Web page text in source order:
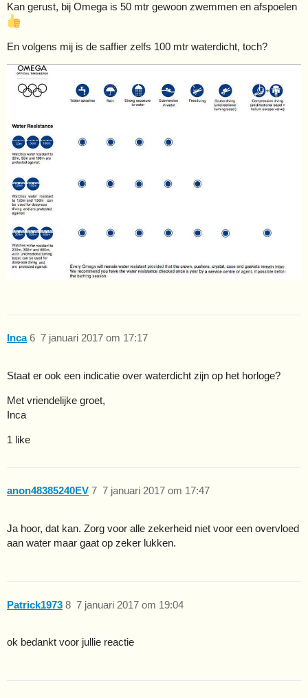
Kan gerust, bij Omega is 50 mtr gewoon zwemmen en afspoelen
En volgens mij is de saffier zelfs 100 mtr waterdicht, toch?
Inca 7 januari 2017 om 17:17
6
Staat er ook een indicatie over waterdicht zijn op het horloge?
Met vriendelijke groet,
Inca
1 like
anon48385240EV 7 januari 2017 om 17:47
7
Ja hoor, dat kan. Zorg voor alle zekerheid niet voor een overvloed
aan water maar gaat op zeker lukken.
Patrick1973 7 januari 2017 om 19:04
8
ok bedankt voor jullie reactie